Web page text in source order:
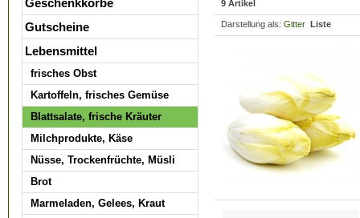
9 Artikel
Darstellung als: Gitter Liste
Geschenkkörbe
Gutscheine
Lebensmittel
frisches Obst
Kartoffeln, frisches Gemüse
Blattsalate, frische Kräuter
Milchprodukte, Käse
Nüsse, Trockenfrüchte, Müsli
Brot
Marmeladen, Gelees, Kraut